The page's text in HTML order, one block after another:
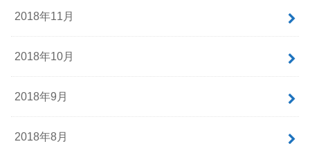
2018年11月
2018年10月
2018年9月
2018年8月